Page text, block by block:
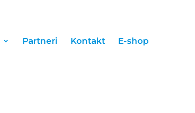
Partneri Kontakt E-shop